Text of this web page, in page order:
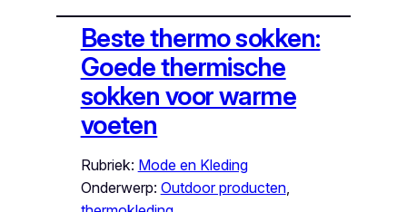
Beste thermo sokken:
Goede thermische
sokken voor warme
voeten
Rubriek: Mode en Kleding
Onderwerp: Outdoor producten